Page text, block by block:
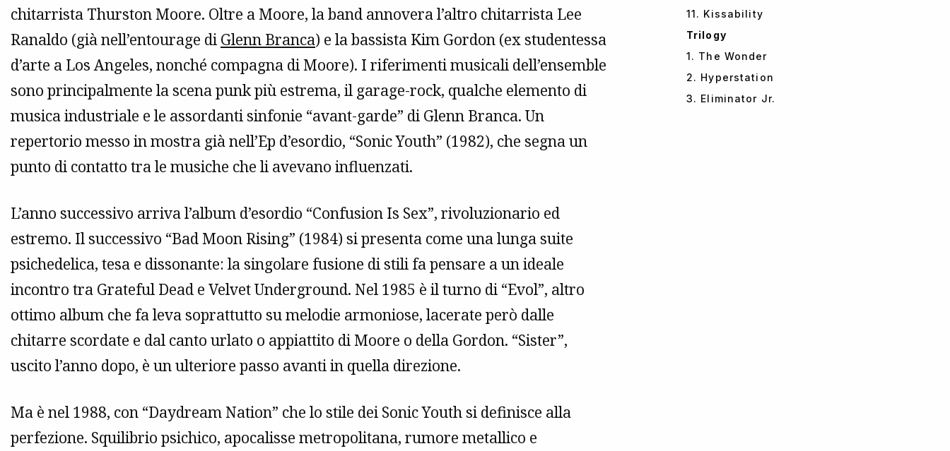
chitarrista Thurston Moore. Oltre a Moore, la band annovera l’altro chitarrista Lee
Ranaldo (già nell’entourage di Glenn Branca) e la bassista Kim Gordon (ex studentessa
d’arte a Los Angeles, nonché compagna di Moore). I riferimenti musicali dell’ensemble
sono principalmente la scena punk più estrema, il garage-rock, qualche elemento di
musica industriale e le assordanti sinfonie “avant-garde” di Glenn Branca. Un
repertorio messo in mostra già nell’Ep d’esordio, “Sonic Youth” (1982), che segna un
punto di contatto tra le musiche che li avevano influenzati.
L’anno successivo arriva l’album d’esordio “Confusion Is Sex”, rivoluzionario ed
estremo. Il successivo “Bad Moon Rising” (1984) si presenta come una lunga suite
psichedelica, tesa e dissonante: la singolare fusione di stili fa pensare a un ideale
incontro tra Grateful Dead e Velvet Underground. Nel 1985 è il turno di “Evol”, altro
ottimo album che fa leva soprattutto su melodie armoniose, lacerate però dalle
chitarre scordate e dal canto urlato o appiattito di Moore o della Gordon. “Sister”,
uscito l’anno dopo, è un ulteriore passo avanti in quella direzione.
Ma è nel 1988, con “Daydream Nation” che lo stile dei Sonic Youth si definisce alla
perfezione. Squilibrio psichico, apocalisse metropolitana, rumore metallico e
11. Kissability
Trilogy
1. The Wonder
2. Hyperstation
3. Eliminator Jr.